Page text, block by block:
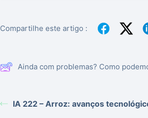
Compartilhe este artigo :
Ainda com problemas? Como
IA 222 – Arroz: avanços